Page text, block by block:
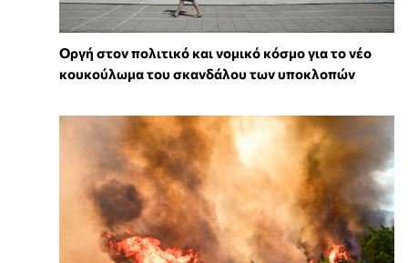
Οργή στον πολιτικό και νομικό κόσμο για το νέο
κουκούλωμα του σκανδάλου των υποκλοπών